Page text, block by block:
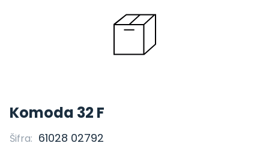
Komoda 32 F
Šifra: 61028 02792